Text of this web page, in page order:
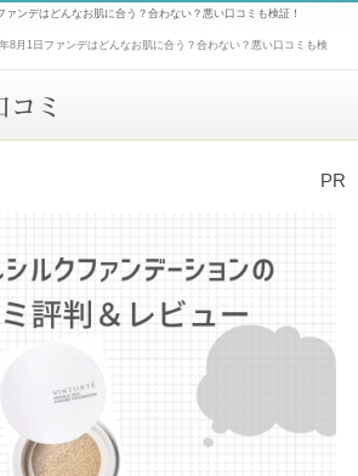
ンデはどんなお肌に合う？合わない？悪い口コミも検証！
8月1日ファンデはどんなお肌に合う？合わない？悪い口コミも検
ミ
PR